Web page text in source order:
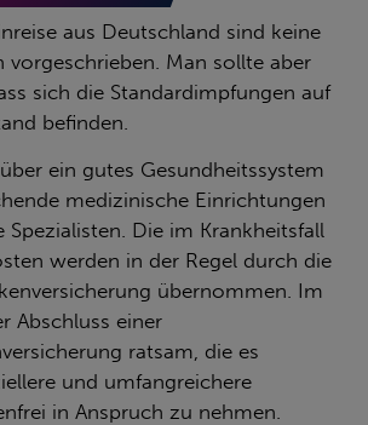
aus Deutschland sind keine
vorgeschrieben. Man sollte aber
sich die Standardimpfungen auf
befinden.
ein gutes Gesundheitssystem
medizinische Einrichtungen
Spezialisten. Die im Krankheitsfall
werden in der Regel durch die
übernommen. Im
Abschluss einer
ratsam, die es
und umfangreichere
in Anspruch zu nehmen.